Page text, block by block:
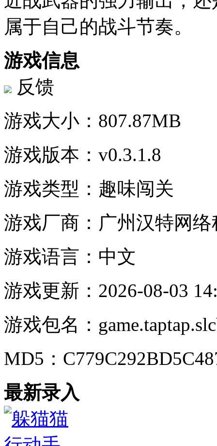
属于自己的战斗节奏。
游戏信息
反馈
游戏大小： 807.87MB
游戏版本： v0.3.1.8
游戏类型： 趣味闯关
游戏厂商： 广州汉特网
游戏语言： 中文
游戏更新： 2026-08-03
游戏包名：
MD5：
最新录入